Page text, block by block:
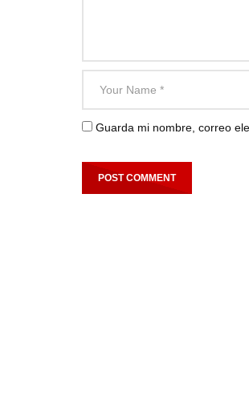
Guarda mi nombre, correo